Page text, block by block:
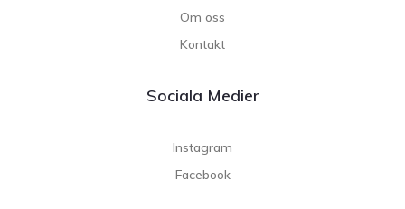
Om oss
Kontakt
Sociala Medier
Instagram
Facebook